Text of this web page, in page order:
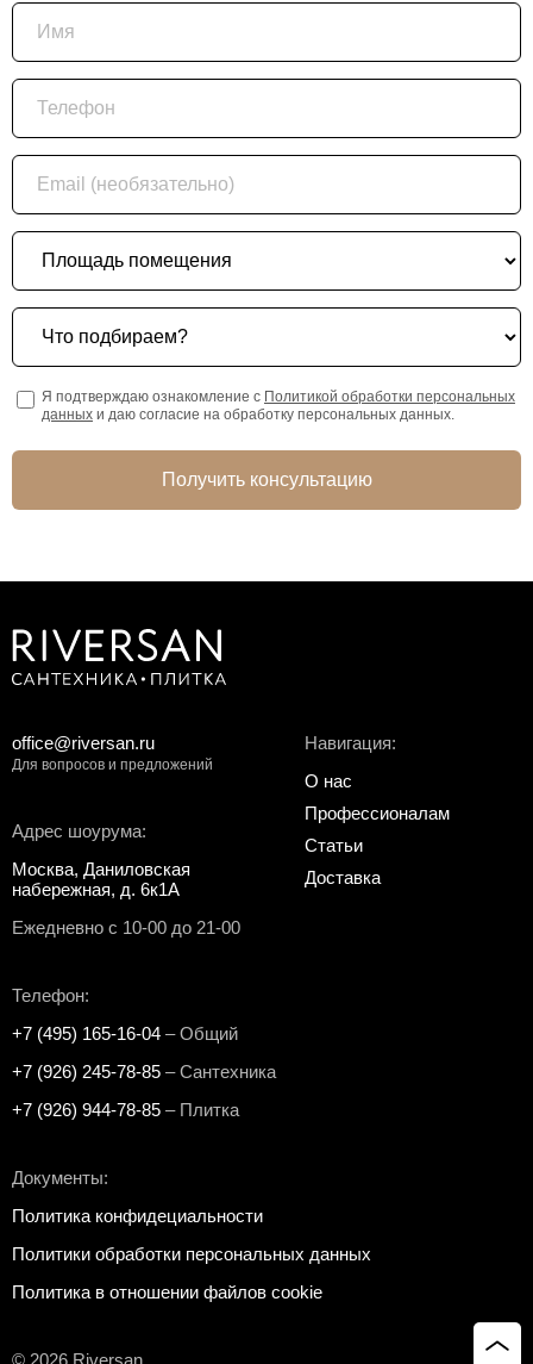
Имя
Телефон
Email (необязательно)
Площадь помещения
Что подбираем?
Я подтверждаю ознакомление с Политикой обработки персональных
данных и даю согласие на обработку персональных данных.
Получить консультацию
Адрес шоурума:
Москва, Даниловская
набережная, д. 6к1А
Ежедневно с 10-00 до 21-00
© 2026 Riversan
Телефон:
+7 (495) 165-16-04 – Общий
+7 (926) 245-78-85 – Сантехника
+7 (926) 944-78-85 – Плитка
Документы:
Политика конфидециальности
Политики обработки персональных данных
Политика в отношении файлов cookie
Навигация:
О нас
Профессионалам
Статьи
Доставка
office@riversan.ru
Для вопросов и предложений